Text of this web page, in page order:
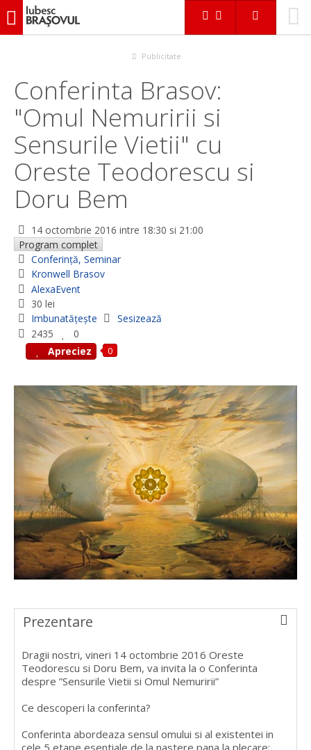
iubescbraşovul.ro
Conferinta Brasov: "Omul Nemuririi si Sensurile Vietii" cu
Oreste Teodorescu si Doru Bem
Publicitate
Conferinta Brasov:
"Omul Nemuririi si
Sensurile Vietii" cu
Oreste Teodorescu si
Doru Bem
14 octombrie 2016 intre 18:30 si 21:00
Program complet
Conferinţă, Seminar
Kronwell Brasov
AlexaEvent
30 lei
Imbunatățește
Sesizează
2435
0
Apreciez
0
Prezentare
Dragii nostri, vineri 14 octombrie 2016 Oreste
Teodorescu si Doru Bem, va invita la o Conferinta
despre ”Sensurile Vietii si Omul Nemuririi”
Ce descoperi la conferinta?
Conferinta abordeaza sensul omului si al existentei in